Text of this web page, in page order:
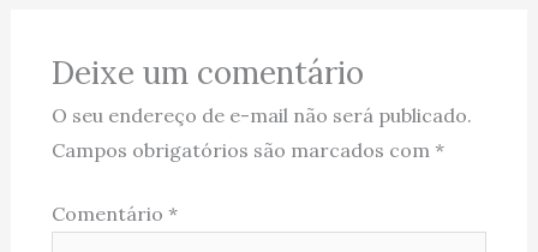
Deixe um comentário
O seu endereço de e-mail não será publicado.
Campos obrigatórios são marcados com *
Comentário *